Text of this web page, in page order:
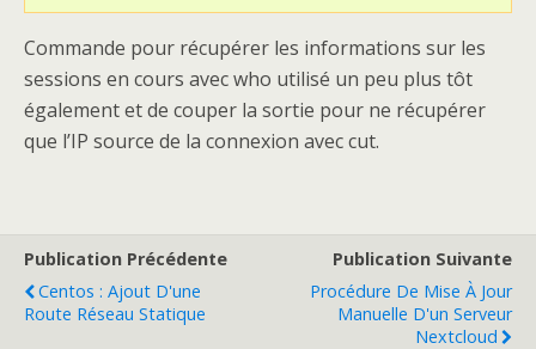
Commande pour récupérer les informations sur les
sessions en cours avec who utilisé un peu plus tôt
également et de couper la sortie pour ne récupérer
que l’IP source de la connexion avec cut.
Publication Précédente
Centos : Ajout D'une
Route Réseau Statique
Publication Suivante
Procédure De Mise À Jour
Manuelle D'un Serveur
Nextcloud